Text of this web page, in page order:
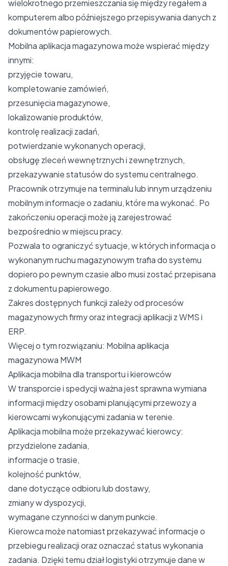
wielokrotnego przemieszczania się między regałem a
komputerem albo późniejszego przepisywania danych z
dokumentów papierowych.
Mobilna aplikacja magazynowa może wspierać między
innymi:
przyjęcie towaru,
kompletowanie zamówień,
przesunięcia magazynowe,
lokalizowanie produktów,
kontrolę realizacji zadań,
potwierdzanie wykonanych operacji,
obsługę zleceń wewnętrznych i zewnętrznych,
przekazywanie statusów do systemu centralnego.
Pracownik otrzymuje na terminalu lub innym urządzeniu
mobilnym informacje o zadaniu, które ma wykonać. Po
zakończeniu operacji może ją zarejestrować
bezpośrednio w miejscu pracy.
Pozwala to ograniczyć sytuacje, w których informacja o
wykonanym ruchu magazynowym trafia do systemu
dopiero po pewnym czasie albo musi zostać przepisana
z dokumentu papierowego.
Zakres dostępnych funkcji zależy od procesów
magazynowych firmy oraz integracji aplikacji z WMS i
ERP.
Więcej o tym rozwiązaniu: Mobilna aplikacja
magazynowa MWM
Aplikacja mobilna dla transportu i kierowców
W transporcie i spedycji ważna jest sprawna wymiana
informacji między osobami planującymi przewozy a
kierowcami wykonującymi zadania w terenie.
Aplikacja mobilna może przekazywać kierowcy:
przydzielone zadania,
informacje o trasie,
kolejność punktów,
dane dotyczące odbioru lub dostawy,
zmiany w dyspozycji,
wymagane czynności w danym punkcie.
Kierowca może natomiast przekazywać informacje o
przebiegu realizacji oraz oznaczać status wykonania
zadania. Dzięki temu dział logistyki otrzymuje dane w